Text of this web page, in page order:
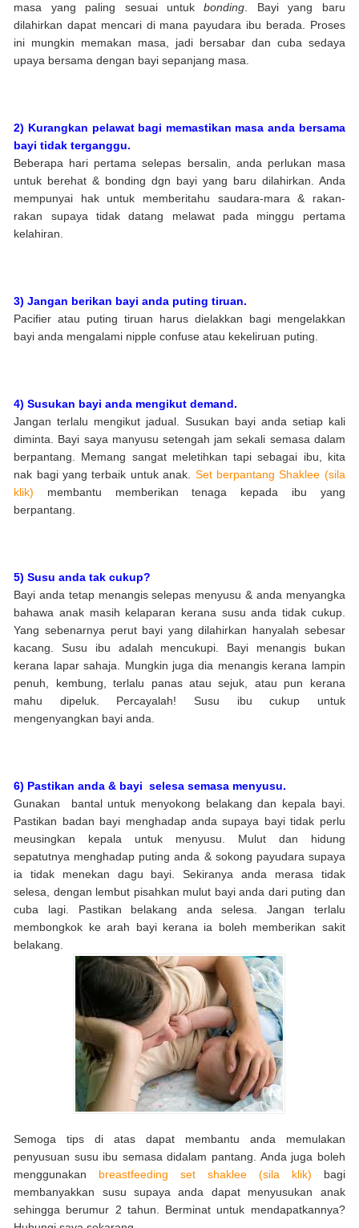
masa yang paling sesuai untukbonding . Bayi yang baru
dilahirkan dapat mencari di mana payudara ibu berada. Proses
ini mungkin memakan masa, jadi bersabar dan cuba sedaya
upaya bersama dengan bayi sepanjang masa.
2) Kurangkan pelawat bagi memastikan masa anda bersama
bayi tidak terganggu.
Beberapa hari pertama selepas bersalin, anda perlukan masa
untuk berehat & bonding dgn bayi yang baru dilahirkan. Anda
mempunyai hak untuk memberitahu saudara-mara & rakan-
rakan supaya tidak datang melawat pada minggu pertama
kelahiran.
3) Jangan berikan bayi anda puting tiruan.
Pacifier atau puting tiruan harus dielakkan bagi mengelakkan
bayi anda mengalami nipple confuse atau kekeliruan puting.
4) Susukan bayi anda mengikut demand.
Jangan terlalu mengikut jadual. Susukan bayi anda setiap kali
diminta. Bayi saya manyusu setengah jam sekali semasa dalam
berpantang. Memang sangat meletihkan tapi sebagai ibu, kita
nak bagi yang terbaik untuk anak. Set berpantang Shaklee (sila
klik) membantu memberikan tenaga kepada ibu yang
berpantang.
5) Susu anda tak cukup?
Bayi anda tetap menangis selepas menyusu & anda menyangka
bahawa anak masih kelaparan kerana susu anda tidak cukup.
Yang sebenarnya perut bayi yang dilahirkan hanyalah sebesar
kacang. Susu ibu adalah mencukupi. Bayi menangis bukan
kerana lapar sahaja. Mungkin juga dia menangis kerana lampin
penuh, kembung, terlalu panas atau sejuk, atau pun kerana
mahu dipeluk. Percayalah! Susu ibu cukup untuk
mengenyangkan bayi anda.
6) Pastikan anda & bayi selesa semasa menyusu.
Gunakan bantal untuk menyokong belakang dan kepala bayi.
Pastikan badan bayi menghadap anda supaya bayi tidak perlu
meusingkan kepala untuk menyusu. Mulut dan hidung
sepatutnya menghadap puting anda & sokong payudara supaya
ia tidak menekan dagu bayi. Sekiranya anda merasa tidak
selesa, dengan lembut pisahkan mulut bayi anda dari puting dan
cuba lagi. Pastikan belakang anda selesa. Jangan terlalu
membongkok ke arah bayi kerana ia boleh memberikan sakit
belakang.
Semoga tips di atas dapat membantu anda memulakan
penyusuan susu ibu semasa didalam pantang. Anda juga boleh
menggunakan breastfeeding set shaklee (sila klik) bagi
membanyakkan susu supaya anda dapat menyusukan anak
sehingga berumur 2 tahun. Berminat untuk mendapatkannya?